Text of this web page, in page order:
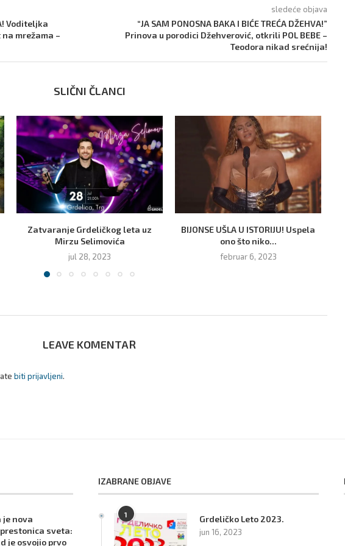
Voditeljka
na mrežama –
sledeće objava
“JA SAM PONOSNA BAKA I BIĆE TREĆA DŽEHVA!”
Prinova u porodici Džehverović, otkrili POL BEBE –
Teodora nikad srećnija!
SLIČNI ČLANCI
Zatvaranje Grdeličkog leta uz
Mirzu Selimovića
jul 28, 2023
BIJONSE UŠLA U ISTORIJU! Uspela
ono što niko...
februar 6, 2023
LEAVE KOMENTAR
biti prijavljeni.
je nova
sveta:
je osvojio prvo
IZABRANE OBJAVE
1 Grdeličko Leto 2023.
jun 16, 2023